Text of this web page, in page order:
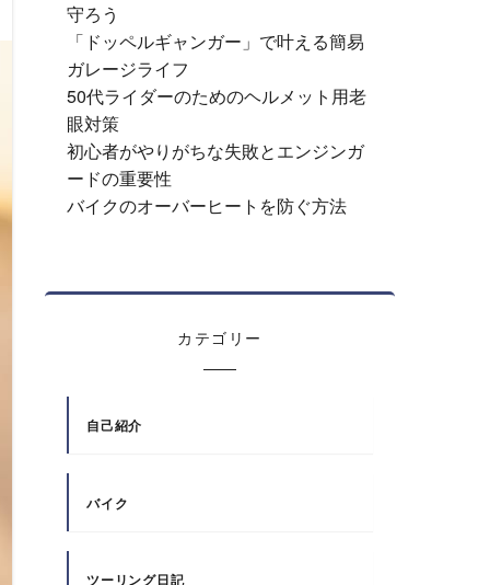
守ろう
「ドッペルギャンガー」で叶える簡易
ガレージライフ
50代ライダーのためのヘルメット用老
眼対策
初心者がやりがちな失敗とエンジンガ
ードの重要性
バイクのオーバーヒートを防ぐ方法
カテゴリー
自己紹介
バイク
ツーリング日記